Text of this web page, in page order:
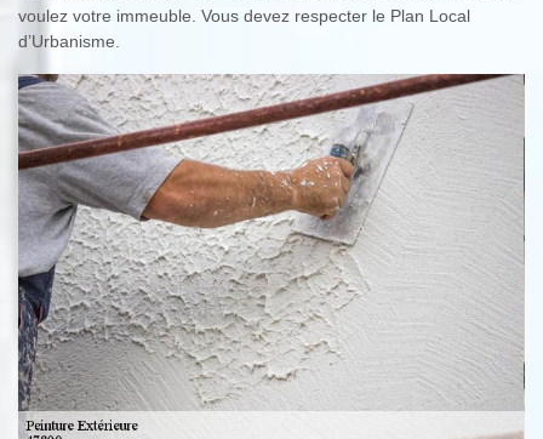
voulez votre immeuble. Vous devez respecter le Plan Local
d’Urbanisme.